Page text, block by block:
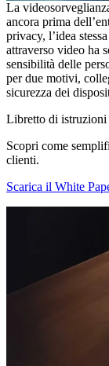
La
ancora prima
privacy, l’idea
attraverso video ha
sensibilità delle
per due motivi,
sicurezza dei
Libretto di istruzioni
Scopri come
clienti.
Scarica il White